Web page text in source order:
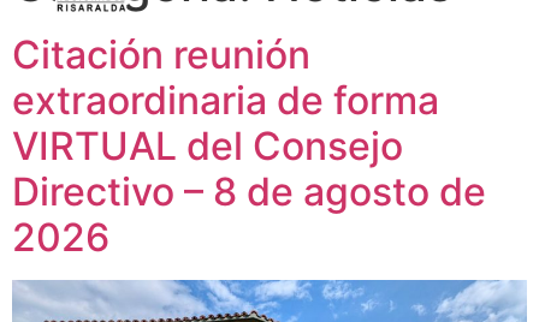
Citación reunión
extraordinaria de forma
VIRTUAL del Consejo
Directivo – 8 de agosto de
2026